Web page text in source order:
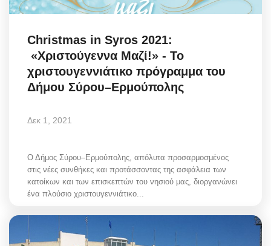
Christmas in Syros 2021:
«Χριστούγεννα Μαζί!» - Το
χριστουγεννιάτικο πρόγραμμα του
Δήμου Σύρου–Ερμούπολης
Δεκ 1, 2021
Ο Δήμος Σύρου–Ερμούπολης, απόλυτα προσαρμοσμένος
στις νέες συνθήκες και προτάσσοντας της ασφάλεια των
κατοίκων και των επισκεπτών του νησιού μας, διοργανώνει
ένα πλούσιο χριστουγεννιάτικο...